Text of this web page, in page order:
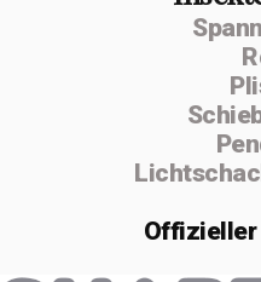
Offizieller